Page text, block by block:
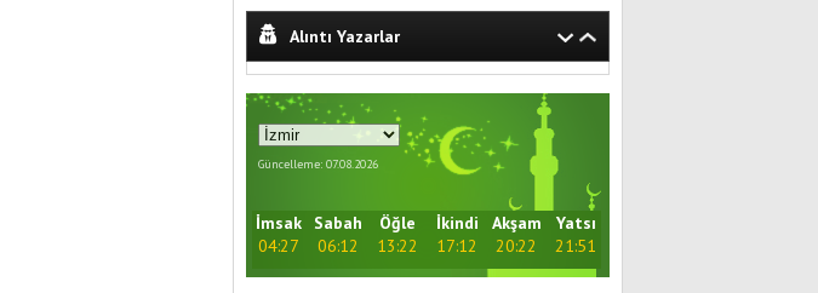
Alıntı Yazarlar
Güncelleme: 07.08.2026
İmsak
04:27
Sabah
06:12
Öğle
13:22
İkindi
17:12
Akşam
20:22
Yatsı
21:51